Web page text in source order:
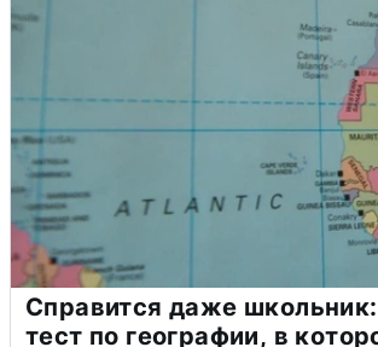
Справится даже
тест по географии, в